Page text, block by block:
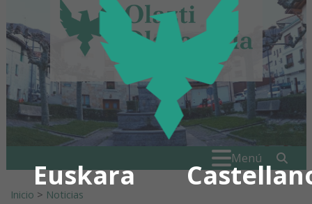
Euskara
Menú
Inicio > Noticias